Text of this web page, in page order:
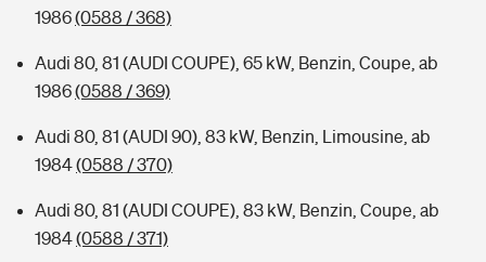
1986(0588 / 368)
Audi 80, 81 (AUDI COUPE), 65 kW, Benzin, Coupe, ab
1986(0588 / 369)
Audi 80, 81 (AUDI 90), 83 kW, Benzin, Limousine, ab
1984(0588 / 370)
Audi 80, 81 (AUDI COUPE), 83 kW, Benzin, Coupe, ab
1984(0588 / 371)